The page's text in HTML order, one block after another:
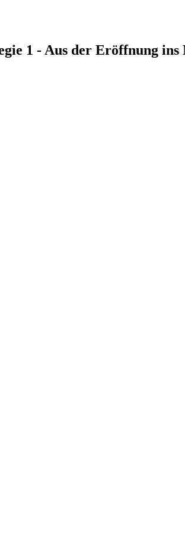
1 - Aus der Eröffnung